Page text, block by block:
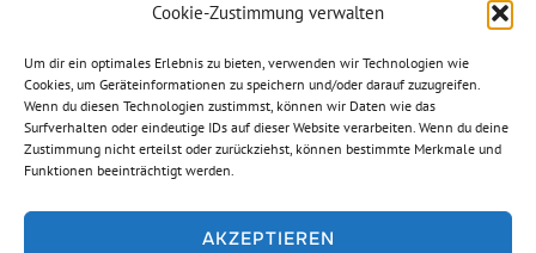
Cookie-Zustimmung verwalten
Um dir ein optimales Erlebnis zu bieten, verwenden wir Technologien wie
Cookies, um Geräteinformationen zu speichern und/oder darauf zuzugreifen.
Wenn du diesen Technologien zustimmst, können wir Daten wie das
Surfverhalten oder eindeutige IDs auf dieser Website verarbeiten. Wenn du deine
Zustimmung nicht erteilst oder zurückziehst, können bestimmte Merkmale und
Funktionen beeinträchtigt werden.
AKZEPTIEREN